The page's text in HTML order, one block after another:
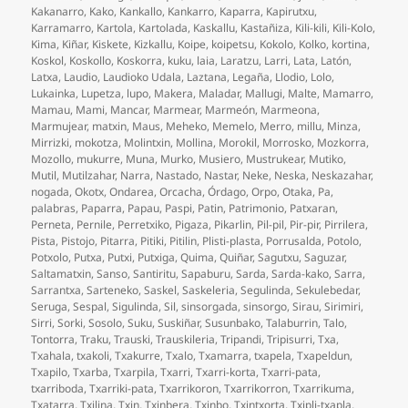
Kakanarro, Kako, Kankallo, Kankarro, Kaparra, Kapirutxu,
Karramarro, Kartola, Kartolada, Kaskallu, Kastañiza, Kili-kili, Kili-Kolo,
Kima, Kiñar, Kiskete, Kizkallu, Koipe, koipetsu, Kokolo, Kolko, kortina,
Koskol, Koskollo, Koskorra, kuku, laia, Laratzu, Larri, Lata, Latón,
Latxa, Laudio, Laudioko Udala, Laztana, Legaña, Llodio, Lolo,
Lukainka, Lupetza, lupo, Makera, Maladar, Mallugi, Malte, Mamarro,
Mamau, Mami, Mancar, Marmear, Marmeón, Marmeona,
Marmujear, matxin, Maus, Meheko, Memelo, Merro, millu, Minza,
Mirrizki, mokotza, Molintxin, Mollina, Morokil, Morrosko, Mozkorra,
Mozollo, mukurre, Muna, Murko, Musiero, Mustrukear, Mutiko,
Mutil, Mutilzahar, Narra, Nastado, Nastar, Neke, Neska, Neskazahar,
nogada,Okotx,Ondarea,Orcacha,Órdago,Orpo,Otaka, Pa,
palabras, Paparra, Papau, Paspi, Patin, Patrimonio, Patxaran,
Perneta, Pernile, Perretxiko, Pigaza, Pikarlin, Pil-pil, Pir-pir, Pirrilera,
Pista, Pistojo, Pitarra, Pitiki, Pitilin, Plisti-plasta, Porrusalda, Potolo,
Potxolo, Putxa, Putxi, Putxiga,Quima,Quiñar,Sagutxu,Saguzar,
Saltamatxin,Sanso,Santiritu,Sapaburu,Sarda,Sarda-kako,Sarra,
Sarrantxa,Sarteneko,Saskel,Saskeleria,Segulinda,Sekulebedar,
Seruga,Sespal,Sigulinda,Sil,sinsorgada,sinsorgo,Sirau,Sirimiri,
Sirri,Sorki,Sosolo,Suku,Suskiñar,Susunbako,Talaburrin,Talo,
Tontorra,Traku,Trauski,Trauskileria,Tripandi,Tripisurri,Txa,
Txahala,txakoli,Txakurre,Txalo,Txamarra,txapela,Txapeldun,
Txapilo,Txarba,Txarpila,Txarri,Txarri-korta,Txarri-pata,
txarriboda,Txarriki-pata,Txarrikoron,Txarrikorron,Txarrikuma,
Txatarra,Txilina,Txin,Txinbera,Txinbo,Txintxorta,Txipli-txapla,